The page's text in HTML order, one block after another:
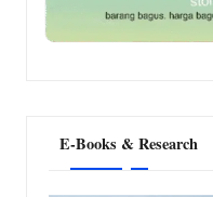
E-Books & Research